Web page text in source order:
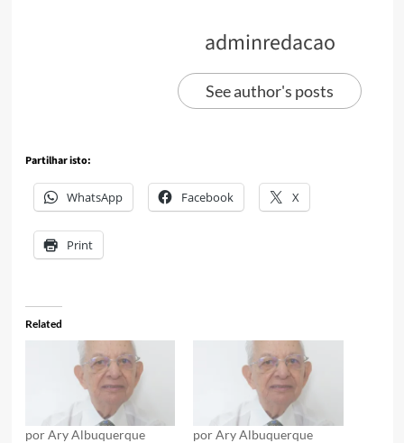
adminredacao
See author's posts
Partilhar isto:
WhatsApp Facebook X
Print
Related
por Ary Albuquerque
por Ary Albuquerque